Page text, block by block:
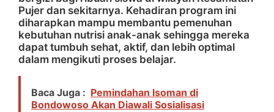
Pujer dan sekitarnya. Kehadiran program ini
diharapkan mampu membantu pemenuhan
kebutuhan nutrisi anak-anak sehingga mereka
dapat tumbuh sehat, aktif, dan lebih optimal
dalam mengikuti proses belajar.
Baca Juga : Pemindahan Isoman di
Bondowoso Akan Diawali Sosialisasi